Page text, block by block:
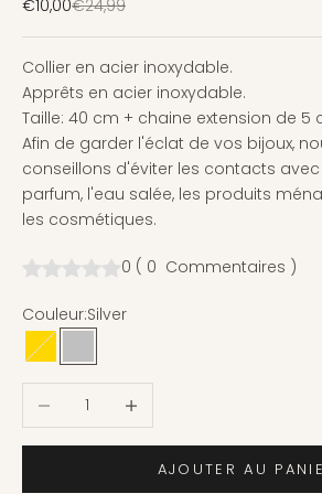
Prix de vente
€10,00Prix normal
€24,99
Collier en acier inoxydable.
Apprêts en acier inoxydable.
Taille: 40 cm + chaine extension de 5
Afin de garder l'éclat de vos bijoux,
conseillons d'éviter les contacts avec
parfum, l'eau salée, les produits
les cosmétiques.
0 ( 0 Commentaires )
Couleur:Silver
GoldSilver
Diminuer la quantitéAugmenter la quantité
AJOUTER AU